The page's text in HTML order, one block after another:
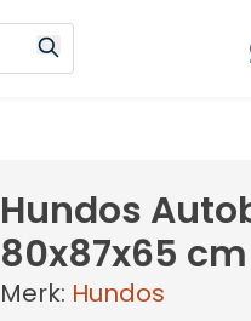
Hundos
80x87x65 cm
Merk: Hundos